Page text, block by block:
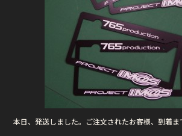
本日、発送しました。ご注文されたお客様、到着ま